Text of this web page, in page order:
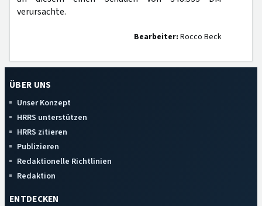
verursachte.
Bearbeiter: Rocco Beck
ÜBER UNS
Unser Konzept
HRRS unterstützen
HRRS zitieren
Publizieren
Redaktionelle Richtlinien
Redaktion
ENTDECKEN